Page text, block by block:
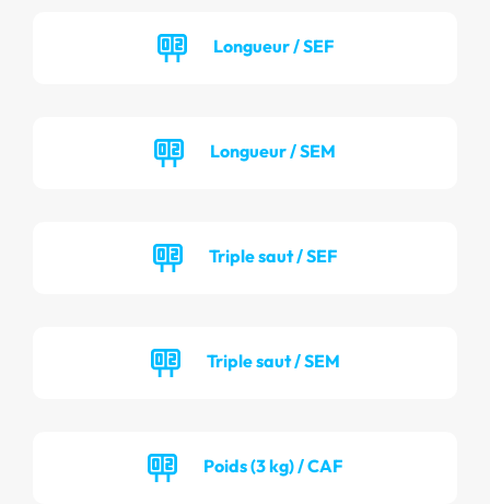
Longueur / SEF
Longueur / SEM
Triple saut / SEF
Triple saut / SEM
Poids (3 kg) / CAF